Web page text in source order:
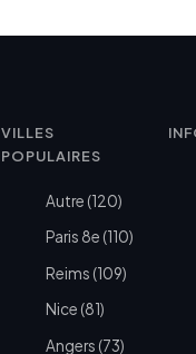
VILLES
POPULAIRES
Autre (120)
Paris 8e (110)
Reims (109)
Nice (81)
Angers (73)